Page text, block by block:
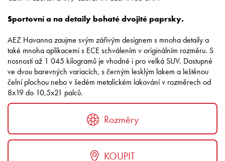
Sportovní a na detaily bohaté dvojité paprsky.
AEZ Havanna zaujme svým zářivým designem s mnoha detaily a
také mnoha aplikacemi s ECE schválením v originálním rozměru. S
nosností až 1 045 kilogramů je vhodné i pro velká SUV. Dostupné
ve dvou barevných variacích, s černým lesklým lakem a leštěnou
čelní plochou nebo v šedém metalickém lakování v rozměrech od
8x19 do 10,5x21 palců.
Rozměry
KOUPIT